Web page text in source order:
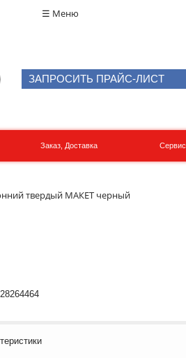
☰ Меню
ЗАПРОСИТЬ ПРАЙС-ЛИСТ
Заказ, Доставка Сервис
твердый МАКЕТ черный
28264464